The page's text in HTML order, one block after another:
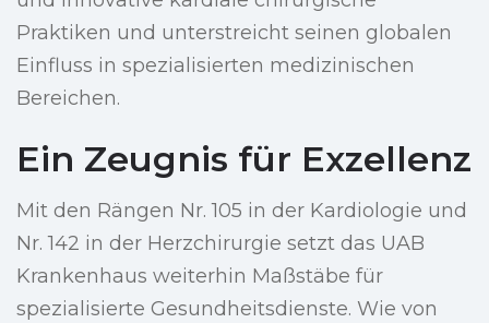
Praktiken und unterstreicht seinen globalen
Einfluss in spezialisierten medizinischen
Bereichen.
Ein Zeugnis für Exzellenz
Mit den Rängen Nr. 105 in der Kardiologie und
Nr. 142 in der Herzchirurgie setzt das UAB
Krankenhaus weiterhin Maßstäbe für
spezialisierte Gesundheitsdienste. Wie von